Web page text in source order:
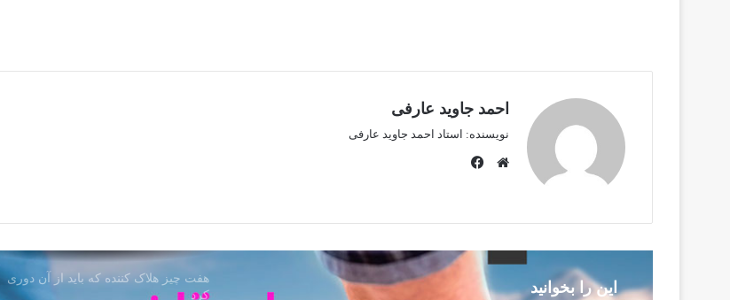
احمد جاوید عارفی
نویسنده: استاد احمد جاوید عارفی
س
ا
ت
ب
و
این را بخوانید
کرد